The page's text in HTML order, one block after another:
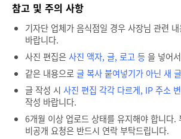
참고 및 주의 사항
기자단 업체가 음식점일 경우 사장님 관련
바랍니다.
사진 편집은사진 액자, 글, 로고 등을 넣어
같은 내용으로글 복사 붙여넣기가 아닌 새
글 작성 시 사진 편집 각각 다르게, IP 주소
작성 바랍니다.
6개월 이상 업로드 상태를 유지해야 합니다.
비공개 요청은 반드시 연락 부탁드립니다.